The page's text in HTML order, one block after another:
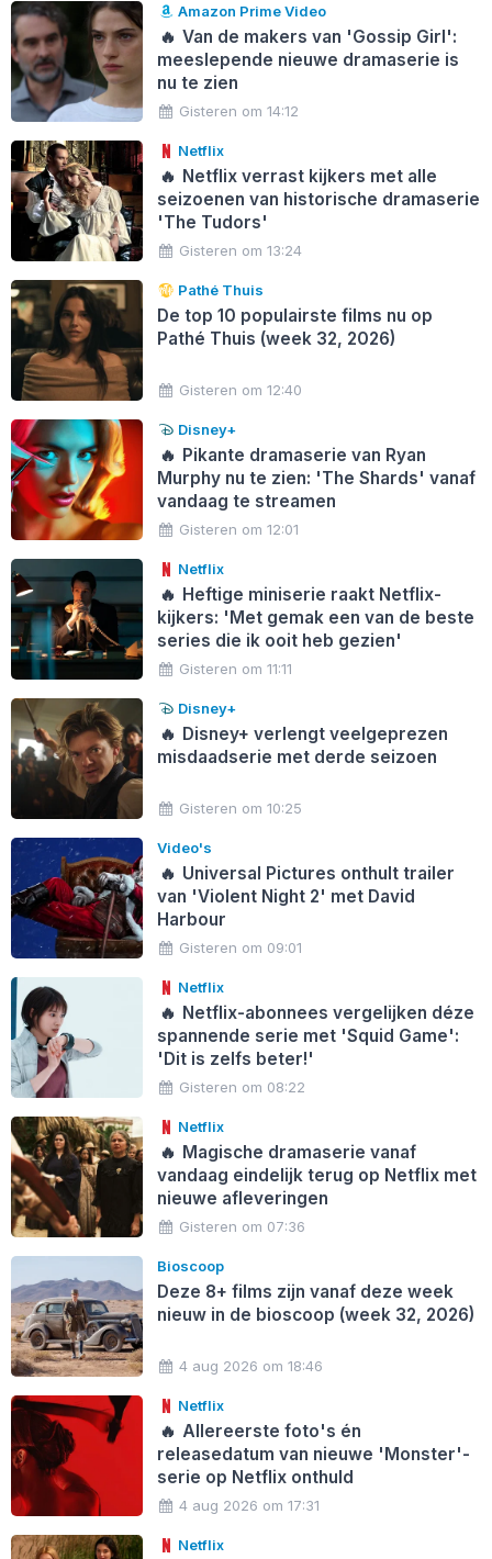
Amazon Prime Video
🔥 Van de makers van 'Gossip Girl':
meeslepende nieuwe dramaserie is
nu te zien
Gisteren om 14:12
Netflix
🔥 Netflix verrast kijkers met alle
seizoenen van historische dramaserie
'The Tudors'
Gisteren om 13:24
Pathé Thuis
De top 10 populairste films nu op
Pathé Thuis (week 32, 2026)
Gisteren om 12:40
Disney+
🔥 Pikante dramaserie van Ryan
Murphy nu te zien: 'The Shards' vanaf
vandaag te streamen
Gisteren om 12:01
Netflix
🔥 Heftige miniserie raakt Netflix-
kijkers: 'Met gemak een van de beste
series die ik ooit heb gezien'
Gisteren om 11:11
Disney+
🔥 Disney+ verlengt veelgeprezen
misdaadserie met derde seizoen
Gisteren om 10:25
Video's
🔥 Universal Pictures onthult trailer
van 'Violent Night 2' met David
Harbour
Gisteren om 09:01
Netflix
🔥 Netflix-abonnees vergelijken déze
spannende serie met 'Squid Game':
'Dit is zelfs beter!'
Gisteren om 08:22
Netflix
🔥 Magische dramaserie vanaf
vandaag eindelijk terug op Netflix met
nieuwe afleveringen
Gisteren om 07:36
Bioscoop
Deze 8+ films zijn vanaf deze week
nieuw in de bioscoop (week 32, 2026)
4 aug 2026 om 18:46
Netflix
🔥 Allereerste foto's én
releasedatum van nieuwe 'Monster'-
serie op Netflix onthuld
4 aug 2026 om 17:31
Netflix